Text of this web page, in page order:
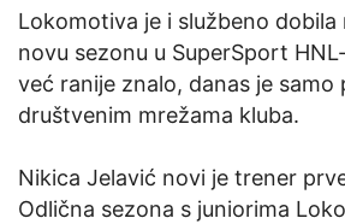
Lokomotiva je i službeno
novu sezonu u SuperSport
već ranije znalo, danas je
društvenim mrežama kluba.
Nikica Jelavić novi je trener
Odlična sezona s juniorima